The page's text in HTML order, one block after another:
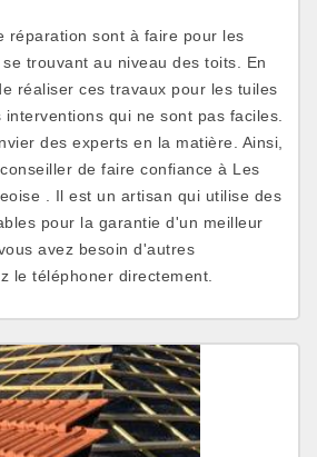
réparation sont à faire pour les
trouvant au niveau des toits. En
réaliser ces travaux pour les tuiles
qui ne sont pas faciles.
des experts en la matière. Ainsi,
de faire confiance à Les
. Il est un artisan qui utilise des
pour la garantie d'un meilleur
avez besoin d'autres
le téléphoner directement.